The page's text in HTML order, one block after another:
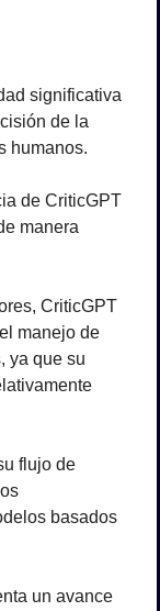
significativa
de la
humanos.
de CriticGPT
manera
CriticGPT
manejo de
ya que su
flujo de
basados
un avance